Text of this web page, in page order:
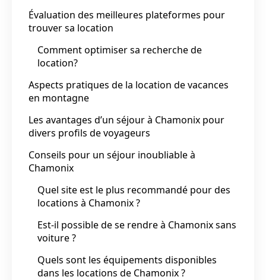
Évaluation des meilleures plateformes pour
trouver sa location
Comment optimiser sa recherche de
location?
Aspects pratiques de la location de vacances
en montagne
Les avantages d’un séjour à Chamonix pour
divers profils de voyageurs
Conseils pour un séjour inoubliable à
Chamonix
Quel site est le plus recommandé pour des
locations à Chamonix ?
Est-il possible de se rendre à Chamonix sans
voiture ?
Quels sont les équipements disponibles
dans les locations de Chamonix ?